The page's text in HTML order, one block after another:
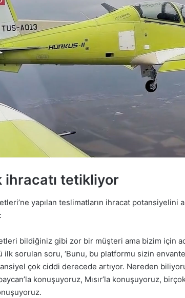
ihracatı tetikliyor
yapılan teslimatların ihracat potansiyelini
bildiğiniz gibi zor bir müşteri ama bizim için
sorulan soru, ‘Bunu, bu platformu sizin
çok ciddi derecede artıyor. Nereden
konuşuyoruz, Mısır’la konuşuyoruz,